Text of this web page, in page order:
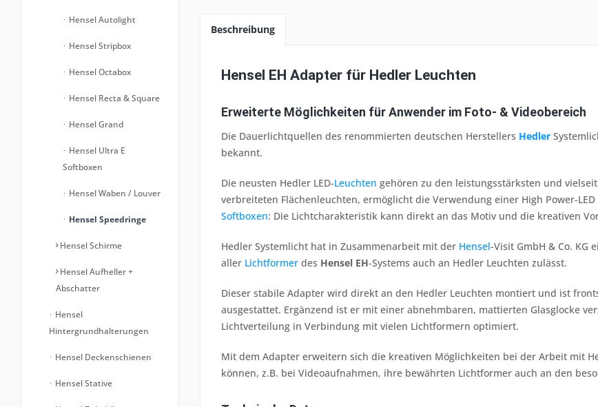
Hensel Autolight
Hensel Stripbox
Hensel Octabox
Hensel Recta & Square
Hensel Grand
Hensel Ultra E
Softboxen
Hensel Waben / Louver
Hensel Speedringe
Hensel Schirme
Hensel Aufheller +
Abschatter
Hensel
Hintergrundhalterungen
Hensel Deckenschienen
Hensel Stative
Beschreibung
Hensel EH Adapter für Hedler Leuchten
Erweiterte Möglichkeiten für Anwender im Foto- & Videobereich
Die Dauerlichtquellen des renommierten deutschen Herstellers Hedler
bekannt.
Die neusten Hedler LED-Leuchten gehören zu den leistungsstärksten und
verbreiteten Flächenleuchten, ermöglicht die Verwendung einer High Power-
Softboxen: Die Lichtcharakteristik kann direkt an das Motiv und die kreativen
Hedler Systemlicht hat in Zusammenarbeit mit der Hensel-Visit GmbH & Co. KG
aller Lichtformer des Hensel EH-Systems auch an Hedler Leuchten zulässt.
Dieser stabile Adapter wird direkt an den Hedler Leuchten montiert und ist
ausgestattet. Ergänzend ist er mit einer abnehmbaren, mattierten Glasglocke
Lichtverteilung in Verbindung mit vielen Lichtformern optimiert.
Mit dem Adapter erweitern sich die kreativen Möglichkeiten bei der Arbeit mit
können, z.B. bei Videoaufnahmen, ihre bewährten Lichtformer auch an den